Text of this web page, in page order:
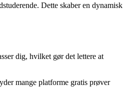
Dette skaber en dynamisk
dig, hvilket gør det lettere at
mange platforme gratis prøver